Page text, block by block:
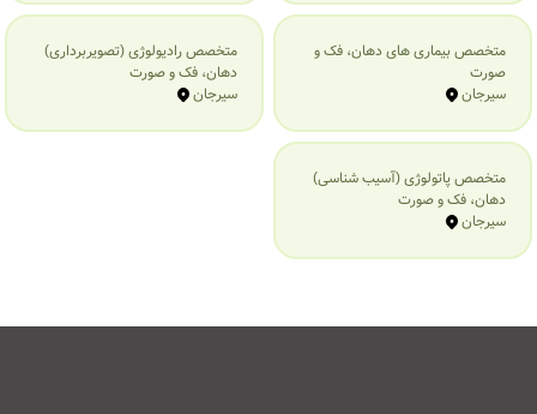
متخصص بیماری‌ های دهان، فک و
صورت
سیرجان
متخصص رادیولوژی (تصویربرداری)
دهان، فک و صورت
سیرجان
متخصص پاتولوژی (آسیب شناسی)
دهان، فک و صورت
سیرجان